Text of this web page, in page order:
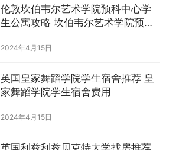
伦敦坎伯韦尔艺术学院预科中心学
生公寓攻略 坎伯韦尔艺术学院预科
2024年4月15日
英国皇家舞蹈学院学生宿舍推荐 皇
家舞蹈学院学生宿舍费用
2024年4月15日